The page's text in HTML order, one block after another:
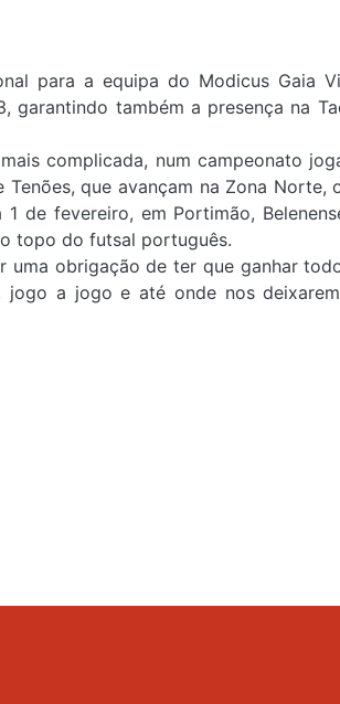
para a equipa do Modicus Gaia
garantindo também a presença na
complicada, num campeonato
que avançam na Zona Norte,
de fevereiro, em Portimão,
topo do futsal português.
uma obrigação de ter que ganhar
a jogo e até onde nos